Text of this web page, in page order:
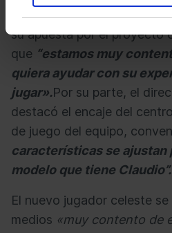
El consejero comenzó
su apuesta por el proyecto
que “estamos muy
quiera ayudar con su
jugar».Por su parte, el
destacó el encaje del
de juego del equipo,
características se ajustan
modelo que tiene Claudio”.
El nuevo jugador celeste
medios «muy contento de